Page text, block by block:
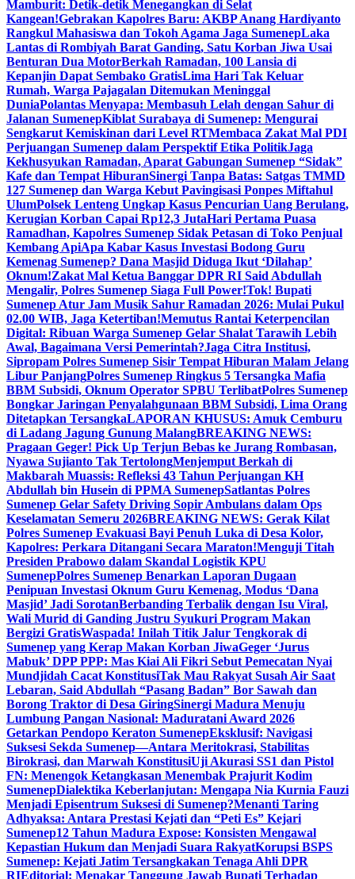
Mamburit: Detik-detik Menegangkan di Selat
Kangean!Gebrakan Kapolres Baru: AKBP Anang Hardiyanto
Rangkul Mahasiswa dan Tokoh Agama Jaga SumenepLaka
Lantas di Rombiyah Barat Ganding, Satu Korban Jiwa Usai
Benturan Dua MotorBerkah Ramadan, 100 Lansia di
Kepanjin Dapat Sembako GratisLima Hari Tak Keluar
Rumah, Warga Pajagalan Ditemukan Meninggal
DuniaPolantas Menyapa: Membasuh Lelah dengan Sahur di
Jalanan SumenepKiblat Surabaya di Sumenep: Mengurai
Sengkarut Kemiskinan dari Level RTMembaca Zakat Mal PDI
Perjuangan Sumenep dalam Perspektif Etika PolitikJaga
Kekhusyukan Ramadan, Aparat Gabungan Sumenep “Sidak”
Kafe dan Tempat HiburanSinergi Tanpa Batas: Satgas TMMD
127 Sumenep dan Warga Kebut Pavingisasi Ponpes Miftahul
UlumPolsek Lenteng Ungkap Kasus Pencurian Uang Berulang,
Kerugian Korban Capai Rp12,3 JutaHari Pertama Puasa
Ramadhan, Kapolres Sumenep Sidak Petasan di Toko Penjual
Kembang ApiApa Kabar Kasus Investasi Bodong Guru
Kemenag Sumenep? Dana Masjid Diduga Ikut ‘Dilahap’
Oknum!Zakat Mal Ketua Banggar DPR RI Said Abdullah
Mengalir, Polres Sumenep Siaga Full Power!Tok! Bupati
Sumenep Atur Jam Musik Sahur Ramadan 2026: Mulai Pukul
02.00 WIB, Jaga Ketertiban!Memutus Rantai Keterpencilan
Digital: Ribuan Warga Sumenep Gelar Shalat Tarawih Lebih
Awal, Bagaimana Versi Pemerintah?Jaga Citra Institusi,
Sipropam Polres Sumenep Sisir Tempat Hiburan Malam Jelang
Libur PanjangPolres Sumenep Ringkus 5 Tersangka Mafia
BBM Subsidi, Oknum Operator SPBU TerlibatPolres Sumenep
Bongkar Jaringan Penyalahgunaan BBM Subsidi, Lima Orang
Ditetapkan TersangkaLAPORAN KHUSUS: Amuk Cemburu
di Ladang Jagung Gunung MalangBREAKING NEWS:
Pragaan Geger! Pick Up Terjun Bebas ke Jurang Rombasan,
Nyawa Sujianto Tak TertolongMenjemput Berkah di
Makbarah Muassis: Refleksi 43 Tahun Perjuangan KH
Abdullah bin Husein di PPMA SumenepSatlantas Polres
Sumenep Gelar Safety Driving Sopir Ambulans dalam Ops
Keselamatan Semeru 2026BREAKING NEWS: Gerak Kilat
Polres Sumenep Evakuasi Bayi Penuh Luka di Desa Kolor,
Kapolres: Perkara Ditangani Secara Maraton!Menguji Titah
Presiden Prabowo dalam Skandal Logistik KPU
SumenepPolres Sumenep Benarkan Laporan Dugaan
Penipuan Investasi Oknum Guru Kemenag, Modus ‘Dana
Masjid’ Jadi SorotanBerbanding Terbalik dengan Isu Viral,
Wali Murid di Ganding Justru Syukuri Program Makan
Bergizi GratisWaspada! Inilah Titik Jalur Tengkorak di
Sumenep yang Kerap Makan Korban JiwaGeger ‘Jurus
Mabuk’ DPP PPP: Mas Kiai Ali Fikri Sebut Pemecatan Nyai
Mundjidah Cacat KonstitusiTak Mau Rakyat Susah Air Saat
Lebaran, Said Abdullah “Pasang Badan” Bor Sawah dan
Borong Traktor di Desa GiringSinergi Madura Menuju
Lumbung Pangan Nasional: Maduratani Award 2026
Getarkan Pendopo Keraton SumenepEksklusif: Navigasi
Suksesi Sekda Sumenep—Antara Meritokrasi, Stabilitas
Birokrasi, dan Marwah KonstitusiUji Akurasi SS1 dan Pistol
FN: Menengok Ketangkasan Menembak Prajurit Kodim
SumenepDialektika Keberlanjutan: Mengapa Nia Kurnia Fauzi
Menjadi Episentrum Suksesi di Sumenep?Menanti Taring
Adhyaksa: Antara Prestasi Kejati dan “Peti Es” Kejari
Sumenep12 Tahun Madura Expose: Konsisten Mengawal
Kepastian Hukum dan Menjadi Suara RakyatKorupsi BSPS
Sumenep: Kejati Jatim Tersangkakan Tenaga Ahli DPR
RIEditorial: Menakar Tanggung Jawab Bupati Terhadap